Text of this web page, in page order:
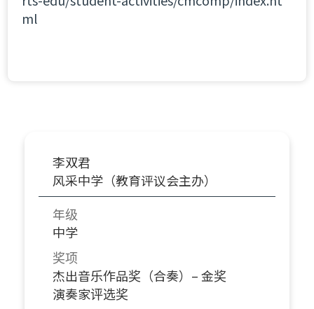
ml
李双君
风采中学（教育评议会主办）
年级
中学
奖项
杰出音乐作品奖（合奏）– 金奖
演奏家评选奖